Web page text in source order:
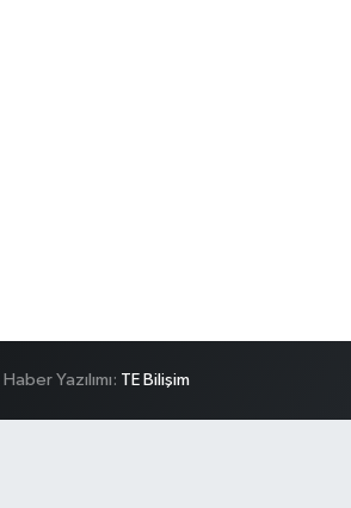
Haber Yazılımı: TE Bilişim